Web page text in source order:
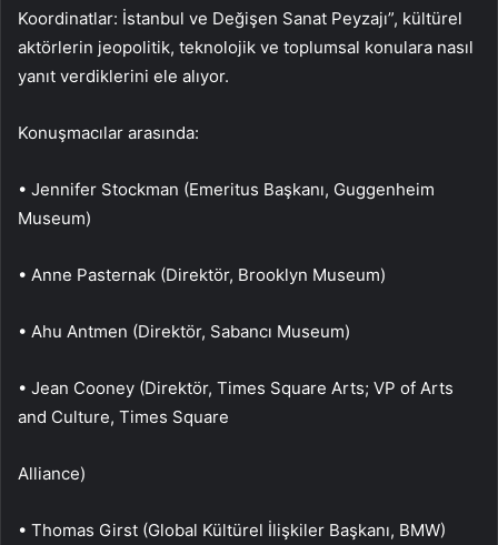
Koordinatlar: İstanbul ve Değişen Sanat Peyzajı”, kültürel
aktörlerin jeopolitik, teknolojik ve toplumsal konulara nasıl
yanıt verdiklerini ele alıyor.
Konuşmacılar arasında:
• Jennifer Stockman (Emeritus Başkanı, Guggenheim
Museum)
• Anne Pasternak (Direktör, Brooklyn Museum)
• Ahu Antmen (Direktör, Sabancı Museum)
• Jean Cooney (Direktör, Times Square Arts; VP of Arts
and Culture, Times Square
Alliance)
• Thomas Girst (Global Kültürel İlişkiler Başkanı, BMW)